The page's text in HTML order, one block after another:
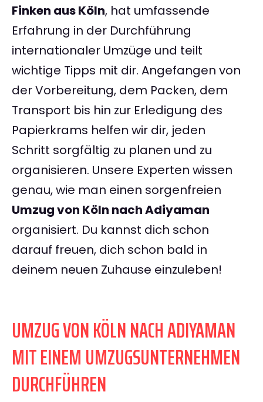
Finken aus Köln, hat umfassende
Erfahrung in der Durchführung
internationaler Umzüge und teilt
wichtige Tipps mit dir. Angefangen von
der Vorbereitung, dem Packen, dem
Transport bis hin zur Erledigung des
Papierkrams helfen wir dir, jeden
Schritt sorgfältig zu planen und zu
organisieren. Unsere Experten wissen
genau, wie man einen sorgenfreien
Umzug von Köln nach Adiyaman
organisiert. Du kannst dich schon
darauf freuen, dich schon bald in
deinem neuen Zuhause einzuleben!
UMZUG VON KÖLN NACH ADIYAMAN
MIT EINEM UMZUGSUNTERNEHMEN
DURCHFÜHREN